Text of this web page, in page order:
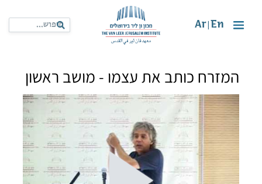
En
Ar
המזרח כותב את עצמו - מושב ראשון